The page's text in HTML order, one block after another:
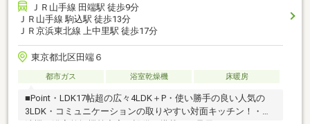
ＪＲ山手線 田端駅 徒歩9分
ＪＲ山手線 駒込駅 徒歩13分
ＪＲ京浜東北線 上中里駅 徒歩17分
東京都北区田端６
都市ガス 浴室乾燥機 床暖房
■Point・LDK17帖超の広々4LDK＋P・使い勝手の良い人気の
3LDK・コミュニケーションの取りやすい対面キッチン！・食